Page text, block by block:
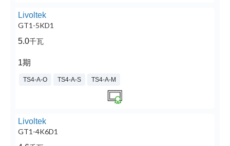
Livoltek
GT1-5KD1
5.0千瓦
1期
TS4-A-O TS4-A-S TS4-A-M
Livoltek
GT1-4K6D1